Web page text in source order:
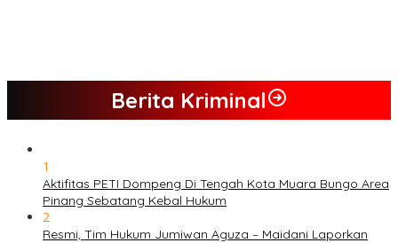
Berita Kriminal
1
Aktifitas PETI Dompeng Di Tengah Kota Muara Bungo Area
Pinang Sebatang Kebal Hukum
2
Resmi, Tim Hukum Jumiwan Aguza – Maidani Laporkan